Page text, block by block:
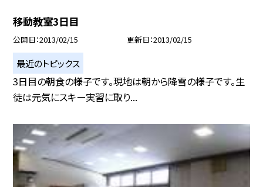
移動教室3日目
公開日 2013/02/15 更新日 2013/02/15
最近のトピックス
3日目の朝食の様子です。現地は朝から降雪の様子です。生
徒は元気にスキー実習に取り...